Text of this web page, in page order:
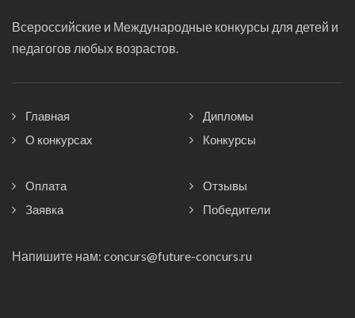
Всероссийские и Международные конкурсы для детей и
педагогов любых возрастов.
Главная
О конкурсах
Дипломы
Конкурсы
Оплата
Заявка
Отзывы
Победители
Напишите нам: concurs@future-concurs.ru